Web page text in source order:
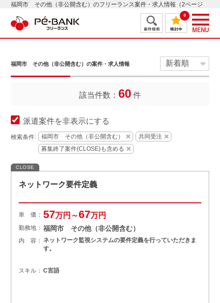
福岡市 その他（非公開含む）のフリーランス案件・求人情報（2ページ
0
福岡市 その他（非公開含む）の案件・求人情報
該当件数： 60 件
派遣案件を非表示にする
検索条件: 福岡市 その他（非公開含む）
共同受注
募集終了案件(CLOSE)も含める
CLOSE
ネットワーク要件定義
単 価： 57万円～67万円
勤務地： 福岡市 その他（非公開含む）
内 容： ネットワーク監視システムの要件定義を行っていただきま
す。
スキル： C言語